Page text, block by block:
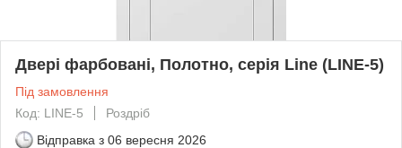
Двері фарбовані, Полотно, серія Line (LINE-5)
Під замовлення
Код: LINE-5
Роздріб
Відправка з 06 вересня 2026